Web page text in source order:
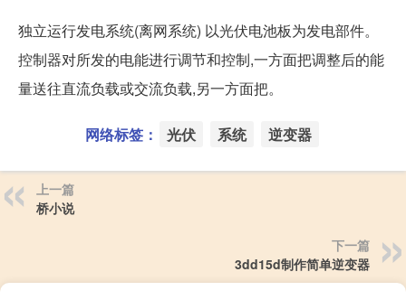
独立运行发电系统(离网系统) 以光伏电池板为发电部件。
控制器对所发的电能进行调节和控制,一方面把调整后的能
量送往直流负载或交流负载,另一方面把。
网络标签： 光伏 系统 逆变器
上一篇
桥小说
下一篇
3dd15d制作简单逆变器